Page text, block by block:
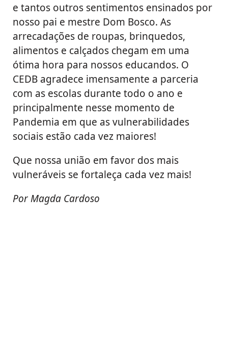
e tantos outros sentimentos ensinados por
nosso pai e mestre Dom Bosco. As
arrecadações de roupas, brinquedos,
alimentos e calçados chegam em uma
ótima hora para nossos educandos. O
CEDB agradece imensamente a parceria
com as escolas durante todo o ano e
principalmente nesse momento de
Pandemia em que as vulnerabilidades
sociais estão cada vez maiores!
Que nossa união em favor dos mais
vulneráveis se fortaleça cada vez mais!
Por Magda Cardoso